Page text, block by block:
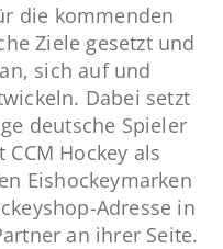
die kommenden
Ziele gesetzt und
sich auf und
Dabei setzt
deutsche Spieler
Hockey als
Eishockeymarken
Adresse in
an ihrer Seite.